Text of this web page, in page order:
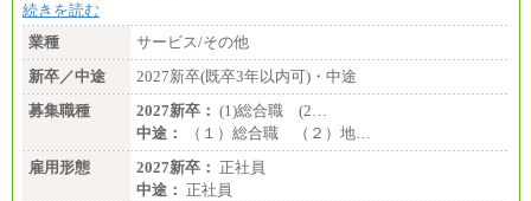
続きを読む
業種
サービス/その他
新卒／中途
2027新卒(既卒3年以内可)・中途
募集職種
2027新卒： (1)総合職 (2…
中途：
（１）総合職 （２）地…
雇用形態
2027新卒： 正社員
中途： 正社員